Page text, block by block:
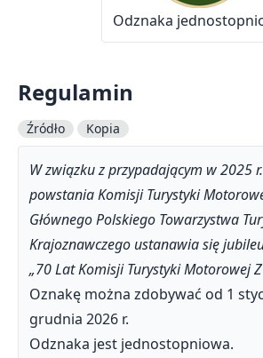
Odznaka
Regulamin
Źródło Kopia
W związku z przypadającym w 2025
powstania Komisji Turystyki
Głównego Polskiego Towarzystwa
Krajoznawczego ustanawia się
„70 Lat Komisji Turystyki Motorowej
Oznakę można zdobywać od 1
grudnia 2026 r.
Odznaka jest jednostopniowa.